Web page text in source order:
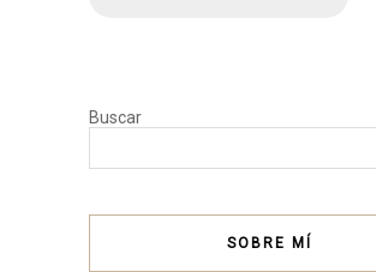
Buscar
SOBRE MÍ